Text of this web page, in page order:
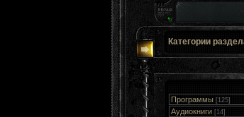
Категории
Программы [125]
Аудиокниги [14]